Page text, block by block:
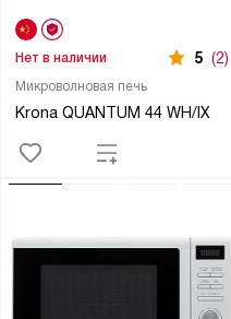
Микроволновая печь
Krona QUANTUM 44 WH/IX
Нет в наличии 5 (2)